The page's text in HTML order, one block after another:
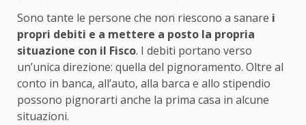
Sono tante le persone che non riescono a sanare i
propri debiti e a mettere a posto la propria
situazione con il Fisco. I debiti portano verso
un’unica direzione: quella del pignoramento. Oltre al
conto in banca, all’auto, alla barca e allo stipendio
possono pignorarti anche la prima casa in alcune
situazioni.